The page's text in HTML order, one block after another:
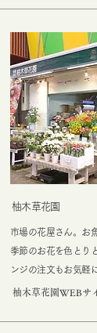
柚木草花園
柚木草花園WEBサ
市場の花屋さん。お
季節のお花を色とり
ンジの注文もお気軽